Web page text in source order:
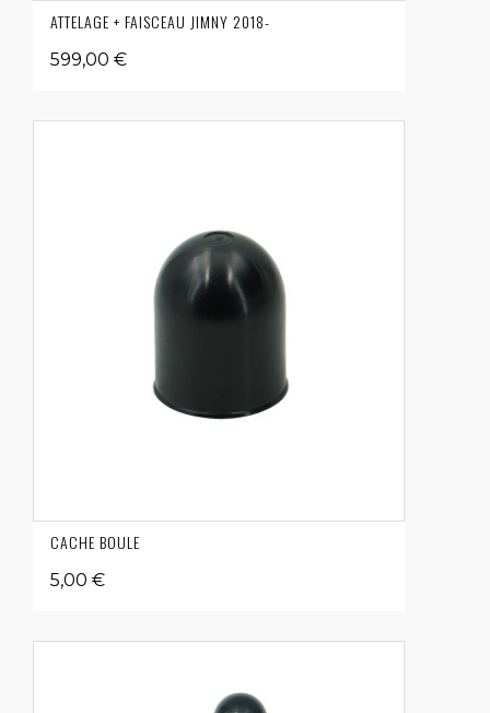
ATTELAGE + FAISCEAU JIMNY 2018-
599,00 €
CACHE BOULE
5,00 €